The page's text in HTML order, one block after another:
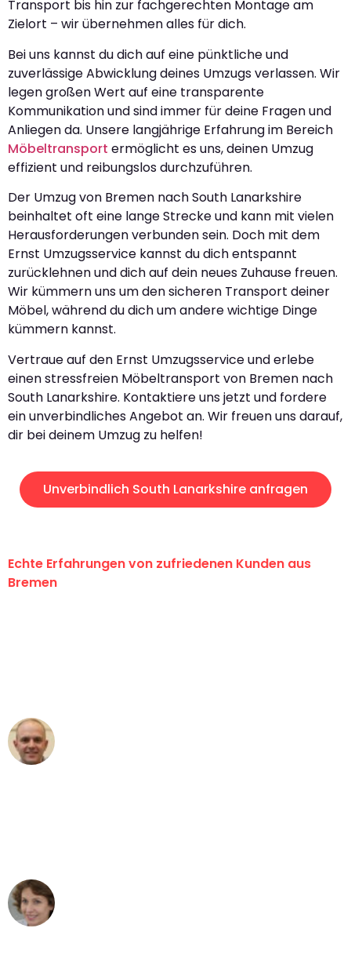
Transport bis hin zur fachgerechten Montage am
Zielort – wir übernehmen alles für dich.
Bei uns kannst du dich auf eine pünktliche und
zuverlässige Abwicklung deines Umzugs verlassen. Wir
legen großen Wert auf eine transparente
Kommunikation und sind immer für deine Fragen und
Anliegen da. Unsere langjährige Erfahrung im Bereich
Möbeltransport ermöglicht es uns, deinen Umzug
effizient und reibungslos durchzuführen.
Der Umzug von Bremen nach South Lanarkshire
beinhaltet oft eine lange Strecke und kann mit vielen
Herausforderungen verbunden sein. Doch mit dem
Ernst Umzugsservice kannst du dich entspannt
zurücklehnen und dich auf dein neues Zuhause freuen.
Wir kümmern uns um den sicheren Transport deiner
Möbel, während du dich um andere wichtige Dinge
kümmern kannst.
Vertraue auf den Ernst Umzugsservice und erlebe
einen stressfreien Möbeltransport von Bremen nach
South Lanarkshire. Kontaktiere uns jetzt und fordere
ein unverbindliches Angebot an. Wir freuen uns darauf,
dir bei deinem Umzug zu helfen!
Unverbindlich South Lanarkshire anfragen
Echte Erfahrungen von zufriedenen Kunden aus
Bremen